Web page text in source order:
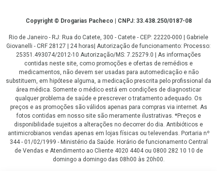
CopyrightCopyright © Drogarias Pacheco | CNPJ: 33.438.250/0187-08
Rio de Janeiro - RJ: Rua do Catete, 300 - Catete - CEP: 22220-000 | Gabriele
Giovanelli - CRF 28127 | 24 horas| Autorização de funcionamento: Processo:
25351.493074/2012-10 Autorização/MS: 7.25279.0 | As informações
contidas neste site, como promoções e ofertas de remédios e
medicamentos, não devem ser usadas para automedicação e não
substituem, em hipótese alguma, a medicação prescrita pelo profissional da
área médica. Somente o médico está em condições de diagnosticar
qualquer problema de saúde e prescrever o tratamento adequado. Os
preços e as promoções são válidos apenas para compras via internet. As
fotos contidas em nosso site são meramente ilustrativas. *Preços e
disponibilidade sujeitos a alterações no decorrer do dia. Antibióticos e
antimicrobianos vendas apenas em lojas físicas ou televendas. Portaria nº
344 - 01/02/1999 - Ministério da Saúde. Horário de funcionamento Central
de Vendas e Atendimento ao Cliente 4020 4404 ou 0800 282 10 10 de
domingo a domingo das 08h00 às 20h00.